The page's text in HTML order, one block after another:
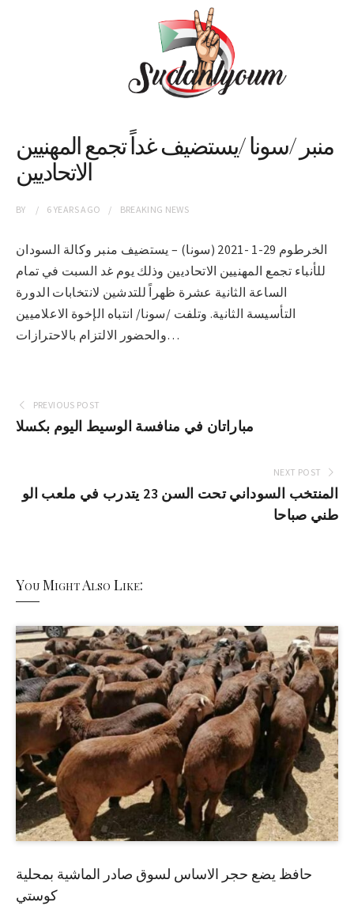
منبر /سونا /يستضيف غداً تجمع المهنيين
الاتحاديين
BY 6 YEARSAGO BREAKING NEWS
الخرطوم 29-1 -2021 (سونا) – يستضيف منبر وكالة السودان
للأنباء تجمع المهنيين الاتحاديين وذلك يوم غد السبت في تمام
الساعة الثانية عشرة ظهراً للتدشين لانتخابات الدورة
التأسيسة الثانية. وتلفت /سونا/ انتباه الإخوة الاعلاميين
والحضور الالتزام بالاحترازات…
PREVIOUS POST
مباراتان في منافسة الوسيط اليوم بكسلا
NEXT POST
المنتخب السوداني تحت السن 23 يتدرب في ملعب الو
طني صباحا
You Might Also Like:
حافظ يضع حجر الاساس لسوق صادر الماشية بمحلية
كوستي